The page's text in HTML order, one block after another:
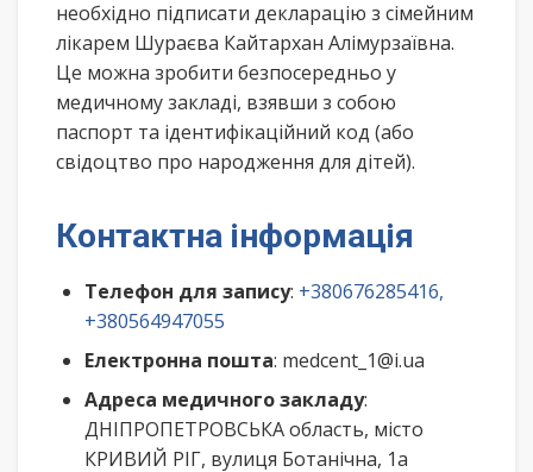
необхідно підписати декларацію з сімейним
лікарем Шураєва Кайтархан Алімурзаївна.
Це можна зробити безпосередньо у
медичному закладі, взявши з собою
паспорт та ідентифікаційний код (або
свідоцтво про народження для дітей).
Контактна інформація
Телефон для запису: +380676285416,
+380564947055
Електронна пошта: medcent_1@i.ua
Адреса медичного закладу:
ДНІПРОПЕТРОВСЬКА область, місто
КРИВИЙ РІГ, вулиця Ботанічна, 1а